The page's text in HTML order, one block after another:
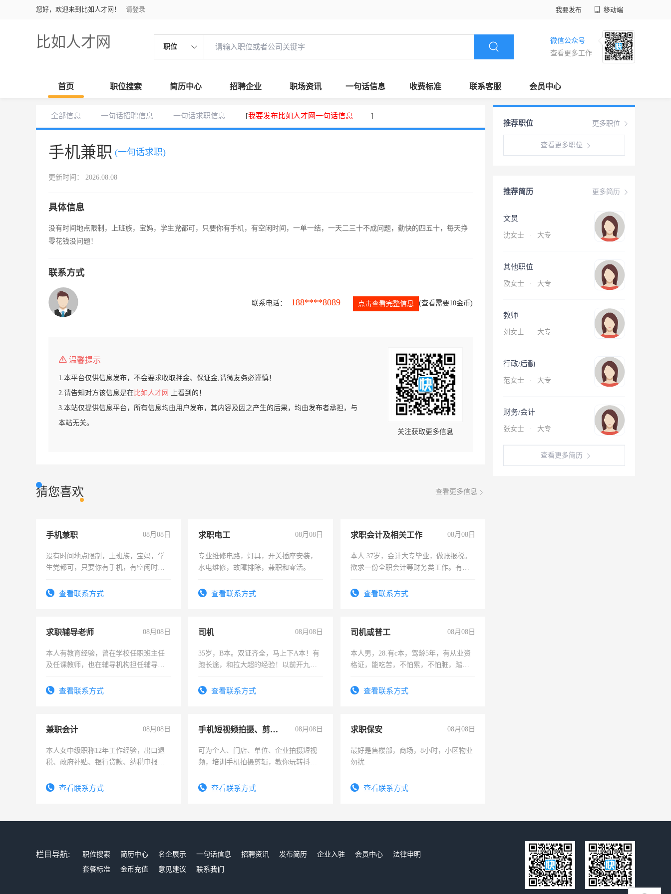
您好，欢迎来到比如人才网！ 请登录 我要发布 移动端
比如人才网 职位
微信公众号
查看更多工作
首页 职位搜索 简历中心 招聘企业 职场资讯 一句话信息 收费标准 联系客服 会员中心
全部信息 一句话招聘信息 一句话求职信息 [我要发布比如人才网一句话信息 ]
手机兼职 (一句话求职)
更新时间： 2026.08.08
具体信息
没有时间地点限制，上班族，宝妈，学生党都可，只要你有手机，有空闲时间，一单一结，一天二三十不成问题，勤快的四五十，每天挣
零花钱没问题！
联系方式
联系电话： 188****8089 点击查看完整信息 (查看需要10金币)
温馨提示
1.本平台仅供信息发布，不会要求收取押金、保证金,请微友务必谨慎！
2.请告知对方该信息是在 比如人才网
上看到的！
3.本站仅提供信息平台，所有信息均由用户发布，其内容及因之产生的后果，均由发布者承担，与
本站无关。
关注获取更多信息
猜您喜欢 查看更多信息
手机兼职 08月08日
没有时间地点限制，上班族，宝妈，学
生党都可，只要你有手机，有空闲时
勤快的四五十，每天挣零花钱没问题！
查看联系方式
求职电工 08月08日
专业维修电路，灯具，开关插座安装，
水电维修，故障排除，兼职和零活。
查看联系方式
求职会计及相关工作 08月08日
本人 37岁，会计大专毕业，做账报税。
欲求一份全职会计等财务类工作。有会
查看联系方式
求职辅导老师 08月08日
本人有教育经验，曾在学校任职班主任
及任课教师，也在辅导机构担任辅导教
查看联系方式
司机 08月08日
35岁，B本。双证齐全，马上下A本！有
跑长途，和拉大超的经验！以前开九米
查看联系方式
司机或普工 08月08日
本人男，28.有c本，驾龄5年，有从业资
格证，能吃苦，不怕累，不怕脏，踏
查看联系方式
兼职会计 08月08日
本人女中级职称12年工作经验，出口退
税、政府补贴、银行贷款、纳税申报、
务，财务咨询等业务。欲求兼职会计工
查看联系方式
手机短视频拍摄、剪辑、抖音快手 08月08日
可为个人、门店、单位、企业拍摄短视
频，培训手机拍摄剪辑，教你玩转抖音
频，培训手机拍摄剪辑，教你玩转抖
查看联系方式
求职保安 08月08日
最好是售楼部，商场，8小时，小区物业
勿扰
查看联系方式
更多职位
推荐职位
查看更多职位
更多简历
推荐简历
文员
沈女士 · 大专
其他职位
欧女士 · 大专
教师
刘女士 · 大专
行政/后勤
范女士 · 大专
财务/会计
张女士 · 大专
查看更多简历
栏目导航: 职位搜索 简历中心 名企展示 一句话信息 招聘资讯 发布简历 企业入驻 会员中心
法律申明
套餐标准
金币充值 意见建议 联系我们